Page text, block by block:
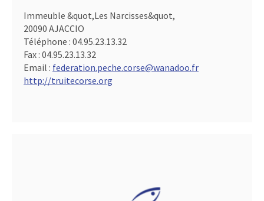
Immeuble &quot,Les Narcisses&quot,
20090 AJACCIO
Téléphone : 04.95.23.13.32
Fax : 04.95.23.13.32
Email : federation.peche.corse@wanadoo.fr
http://truitecorse.org